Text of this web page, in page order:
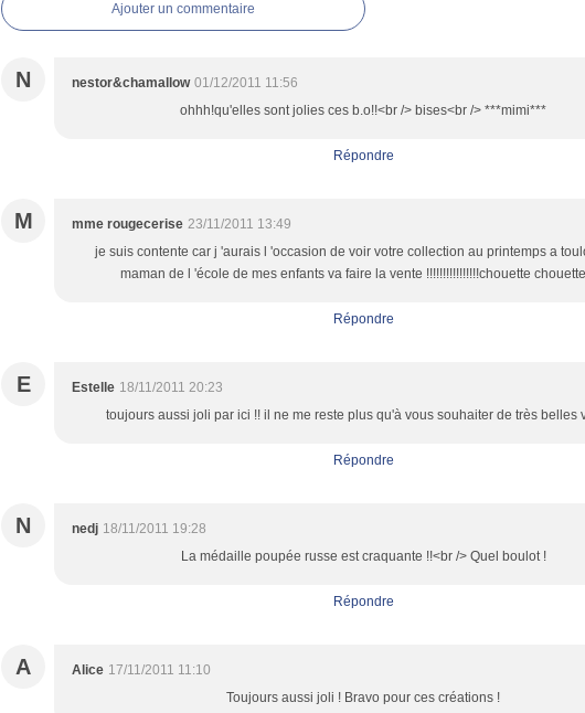
Ajouter un commentaire
N nestor&chamallow 01/12/2011 11:56
ohhh!qu'elles sont jolies ces b.o!!<br /> bises<br /> ***mimi***
Répondre
M mme rougecerise 23/11/2011 13:49
je suis contente car j 'aurais l 'occasion de voir votre collection au printemps a
maman de l 'école de mes enfants va faire la vente !!!!!!!!!!!!!!!!chouette
Répondre
E Estelle 18/11/2011 20:23
toujours aussi joli par ici !! il ne me reste plus qu'à vous souhaiter de très belles
Répondre
N nedj 18/11/2011 19:28
La médaille poupée russe est craquante !!<br /> Quel boulot !
Répondre
A Alice 17/11/2011 11:10
Toujours aussi joli ! Bravo pour ces créations !